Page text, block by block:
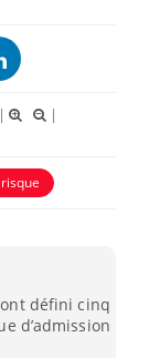
|
|
risque
défini cinq
d’admission